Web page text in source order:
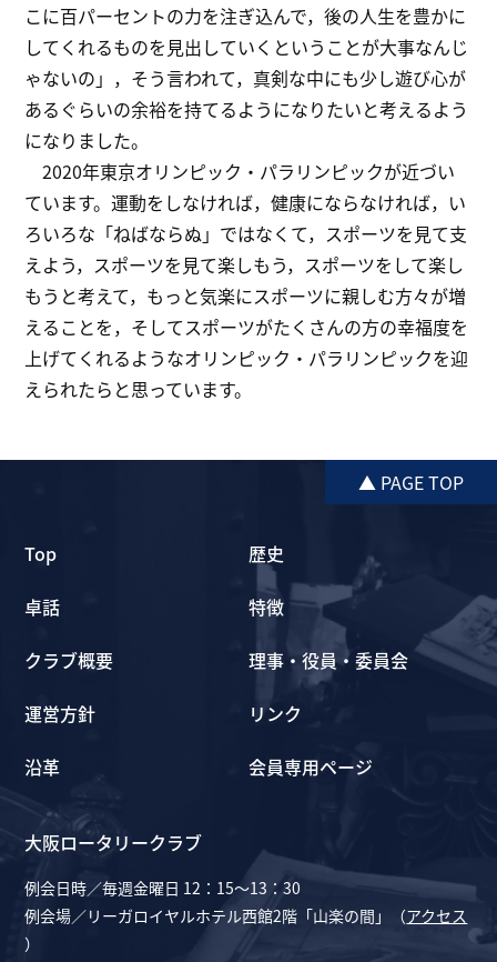
こに百パーセントの力を注ぎ込んで，後の人生を豊かに
してくれるものを見出していくということが大事なんじ
ゃないの」，そう言われて，真剣な中にも少し遊び心が
あるぐらいの余裕を持てるようになりたいと考えるよう
になりました。
2020年東京オリンピック・パラリンピックが近づい
ています。運動をしなければ，健康にならなければ，い
ろいろな「ねばならぬ」ではなくて，スポーツを見て支
えよう，スポーツを見て楽しもう，スポーツをして楽し
もうと考えて，もっと気楽にスポーツに親しむ方々が増
えることを，そしてスポーツがたくさんの方の幸福度を
上げてくれるようなオリンピック・パラリンピックを迎
えられたらと思っています。
▲ PAGE TOP
Top
卓話
クラブ概要
運営方針
沿革
歴史
特徴
理事・役員・委員会
リンク
会員専用ページ
大阪ロータリークラブ
例会日時／毎週金曜日 12：15～13：30
例会場／リーガロイヤルホテル西館2階「山楽の間」（アクセス
）